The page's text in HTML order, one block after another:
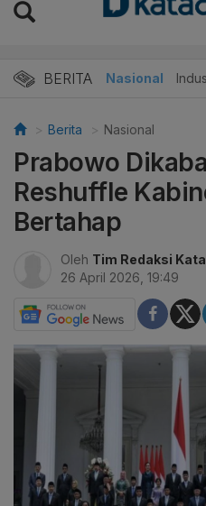
BERITA Nasional
Berita Nasional
Prabowo
Reshuffle
Bertahap
Oleh Tim Redaksi
26 April 2026, 19:49